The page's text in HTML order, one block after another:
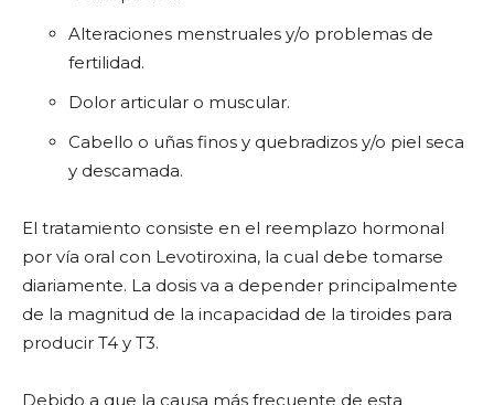
Alteraciones menstruales y/o problemas de
fertilidad.
Dolor articular o muscular.
Cabello o uñas finos y quebradizos y/o piel seca
y descamada.
El tratamiento consiste en el reemplazo hormonal
por vía oral con Levotiroxina, la cual debe tomarse
diariamente. La dosis va a depender principalmente
de la magnitud de la incapacidad de la tiroides para
producir T4 y T3.
Debido a que la causa más frecuente de esta